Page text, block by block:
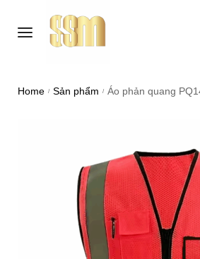
Home / Sản phẩm / Áo phản quang